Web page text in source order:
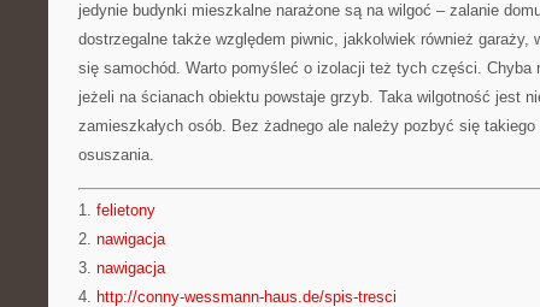
jedynie budynki mieszkalne narażone są na wilgoć – zalanie
dostrzegalne także względem piwnic, jakkolwiek również garaży,
się samochód. Warto pomyśleć o izolacji też tych części. Chyba
jeżeli na ścianach obiektu powstaje grzyb. Taka wilgotność jest
zamieszkałych osób. Bez żadnego ale należy pozbyć się
osuszania.
1. felietony
2. nawigacja
3. nawigacja
4. http://conny-wessmann-haus.de/spis-tresci